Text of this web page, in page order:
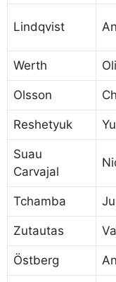
Lindqvist
Werth
Olsson
Reshetyuk
Suau
Carvajal
Tchamba
Zutautas
Östberg